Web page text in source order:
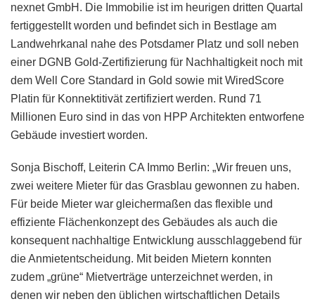
nexnet GmbH. Die Immobilie ist im heurigen dritten Quartal
fertiggestellt worden und befindet sich in Bestlage am
Landwehrkanal nahe des Potsdamer Platz und soll neben
einer DGNB Gold-Zertifizierung für Nachhaltigkeit noch mit
dem Well Core Standard in Gold sowie mit WiredScore
Platin für Konnektitivät zertifiziert werden. Rund 71
Millionen Euro sind in das von HPP Architekten entworfene
Gebäude investiert worden.
Sonja Bischoff, Leiterin CA Immo Berlin: „Wir freuen uns,
zwei weitere Mieter für das Grasblau gewonnen zu haben.
Für beide Mieter war gleichermaßen das flexible und
effiziente Flächenkonzept des Gebäudes als auch die
konsequent nachhaltige Entwicklung ausschlaggebend für
die Anmietentscheidung. Mit beiden Mietern konnten
zudem „grüne“ Mietverträge unterzeichnet werden, in
denen wir neben den üblichen wirtschaftlichen Details